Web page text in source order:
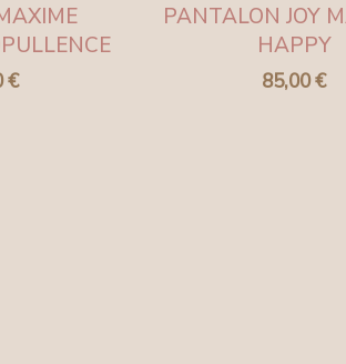
€
PANTALON JOY
HAPPY
85,00€